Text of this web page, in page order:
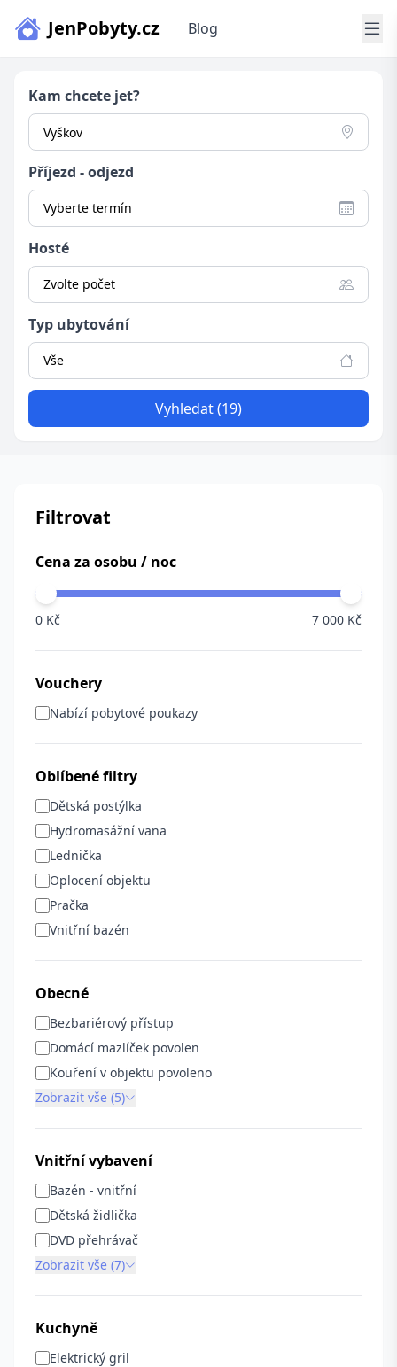
JenPobyty.cz Blog
Kam chcete jet?
Příjezd - odjezd
Vyberte termín
Hosté
Zvolte počet
Typ ubytování
Vše
Vyhledat (19)
Filtrovat
Cena za osobu / noc
0 Kč 7 000 Kč
Vouchery
Nabízí pobytové poukazy
Oblíbené filtry
Dětská postýlka
Hydromasážní vana
Lednička
Oplocení objektu
Pračka
Vnitřní bazén
Obecné
Bezbariérový přístup
Domácí mazlíček povolen
Kouření v objektu povoleno
Zobrazit vše (5)
Vnitřní vybavení
Bazén - vnitřní
Dětská židlička
DVD přehrávač
Zobrazit vše (7)
Kuchyně
Elektrický gril